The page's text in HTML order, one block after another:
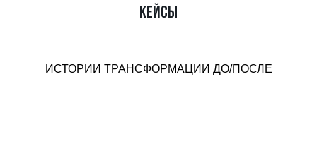
КЕЙСЫ
ИСТОРИИ ТРАНСФОРМАЦИИ ДО/ПОСЛЕ